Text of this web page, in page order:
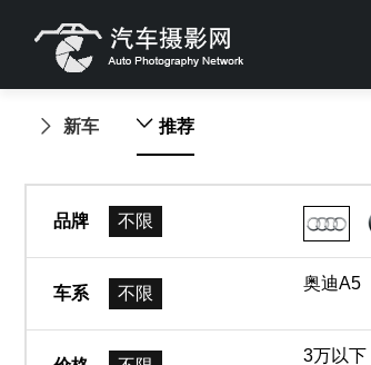
新车 推荐
品牌 不限
车系 不限
奥迪A5
3万以下